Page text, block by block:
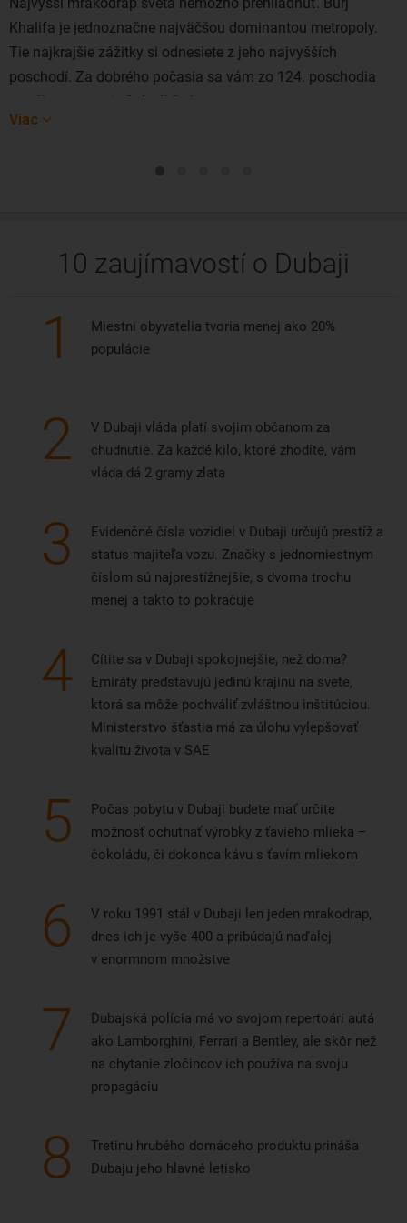
Khalifa je jednoznačne najväčšou dominantou metropoly.
Tie najkrajšie zážitky si odnesiete z jeho najvyšších
poschodí. Za dobrého počasia sa vám zo 124. poschodia
ponúkne neuveriteľný výhľad.
Viac
10 zaujímavostí o Dubaji
1
Miestni obyvatelia tvoria menej ako 20%
populácie
2
V Dubaji vláda platí svojim občanom za
chudnutie. Za každé kilo, ktoré zhodíte, vám
vláda dá 2 gramy zlata
3
Evidenčné čísla vozidiel v Dubaji určujú prestíž a
status majiteľa vozu. Značky s jednomiestnym
číslom sú najprestížnejšie, s dvoma trochu
menej a takto to pokračuje
4
Cítite sa v Dubaji spokojnejšie, než doma?
Emiráty predstavujú jedinú krajinu na svete,
ktorá sa môže pochváliť zvláštnou inštitúciou.
Ministerstvo šťastia má za úlohu vylepšovať
kvalitu života v SAE
5
Počas pobytu v Dubaji budete mať určite
možnosť ochutnať výrobky z ťavieho mlieka –
čokoládu, či dokonca kávu s ťavím mliekom
6
V roku 1991 stál v Dubaji len jeden mrakodrap,
dnes ich je vyše 400 a pribúdajú naďalej
v enormnom množstve
7
Dubajská polícia má vo svojom repertoári autá
ako Lamborghini, Ferrari a Bentley, ale skôr než
na chytanie zločincov ich používa na svoju
propagáciu
8
Tretinu hrubého domáceho produktu prináša
Dubaju jeho hlavné letisko